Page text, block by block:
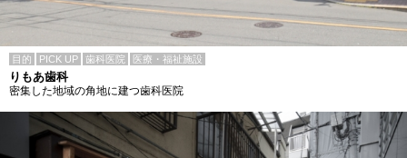
目的 PICK UP 歯科医院 医療・福祉施設
りもあ歯科
密集した地域の角地に建つ歯科医院